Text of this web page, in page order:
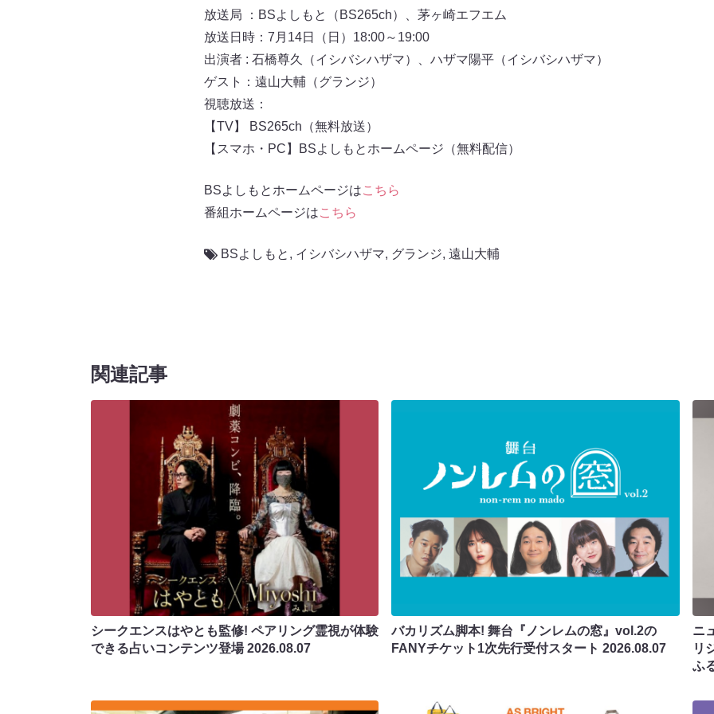
放送局 ：BSよしもと（BS265ch）、茅ヶ崎エフエム
放送日時：7月14日（日）18:00～19:00
出演者 : 石橋尊久（イシバシハザマ）、ハザマ陽平（イシバシハザマ）
ゲスト：遠山大輔（グランジ）
視聴放送：
【TV】 BS265ch（無料放送）
【スマホ・PC】BSよしもとホームページ（無料配信）
BSよしもとホームページはこちら
番組ホームページはこちら
BSよしもと , イシバシハザマ, グランジ, 遠山大輔
関連記事
シークエンスはやとも監修! ペアリング霊視が体験
できる占いコンテンツ登場2026.08.07
バカリズム脚本! 舞台『ノンレムの窓』vol.2の
FANYチケット1次先行受付スタート2026.08.07
ニ
リ
ふ